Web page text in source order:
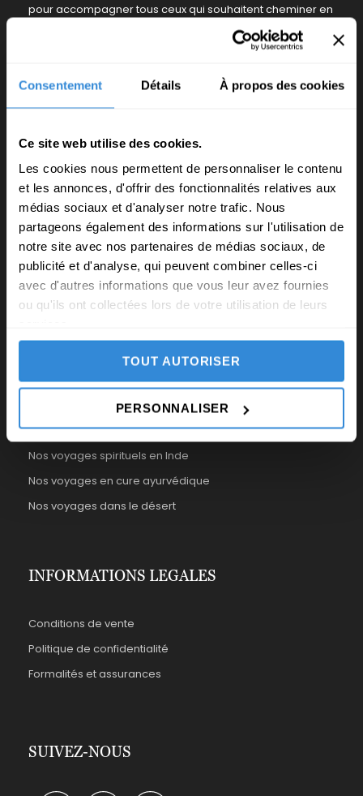
Consentement Détails À propos des cookies
Ce site web utilise des cookies.
Les cookies nous permettent de personnaliser le contenu
et les annonces, d'offrir des fonctionnalités relatives aux
médias sociaux et d'analyser notre trafic. Nous
partageons également des informations sur l'utilisation de
notre site avec nos partenaires de médias sociaux, de
publicité et d'analyse, qui peuvent combiner celles-ci
avec d'autres informations que vous leur avez fournies
ou qu'ils ont collectées lors de votre utilisation de leurs
TOUT AUTORISER
PERSONNALISER
pour accompagner tous ceux qui souhaitent cheminer en
conscience dans les hauts-lieux porteurs d’énergies.
Recevez notre Newsletter
NOS VOYAGES THÉMATIQUES
Voyages de méditation
Voyages initiatiques
Voyages intérieurs de méditation
Voyages bien-être
Développement personnel
Nos voyages spirituels en Inde
Nos voyages en cure ayurvédique
Nos voyages dans le désert
INFORMATIONS LEGALES
Conditions de vente
Politique de confidentialité
Formalités et assurances
SUIVEZ-NOUS